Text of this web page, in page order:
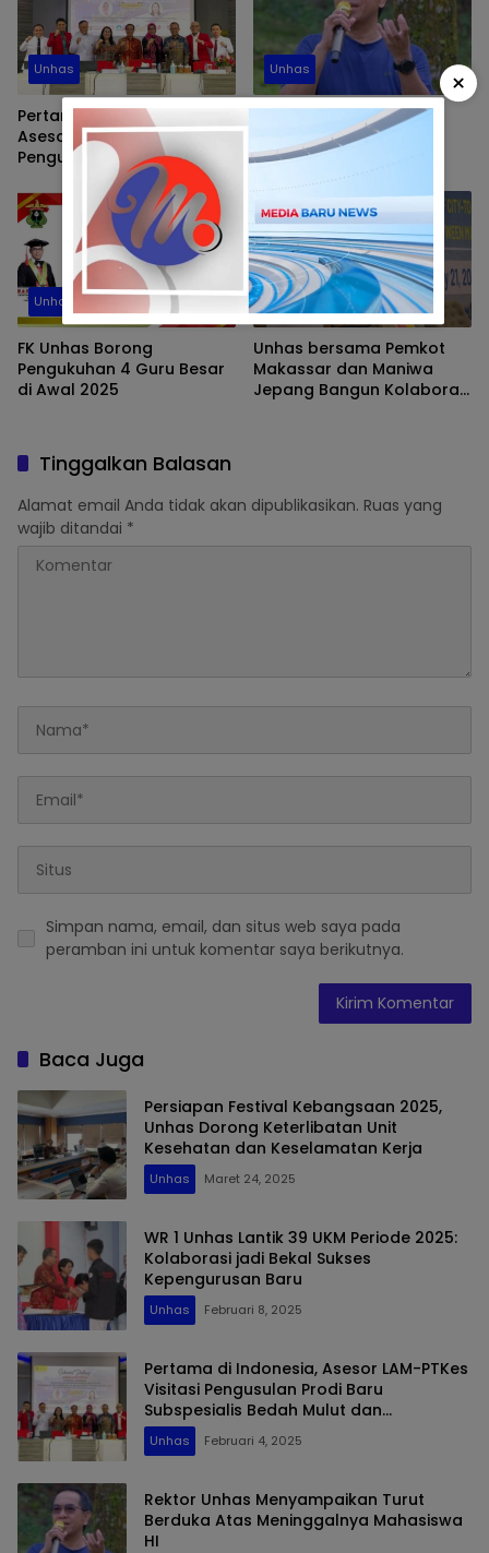
Unhas
Pertama di Indonesia,
Asesor LAM-PTKes Visitasi
Pengusulan Prodi Baru
Subspesialis Bedah Mulut
dan Maksilofasial FKG
Unhas
Unhas
Rektor Unhas
Menyampaikan Turut
Berduka Atas
Meninggalnya Mahasiswa
Unhas
FK Unhas Borong
Pengukuhan 4 Guru Besar
di Awal 2025
Unhas
Unhas bersama Pemkot
Makassar dan Maniwa
Jepang Bangun Kolaborasi
Tinggalkan Balasan
Alamat email Anda tidak akan dipublikasikan. Ruas yang
wajib ditandai *
Simpan nama, email, dan situs web saya pada
peramban ini untuk komentar saya berikutnya.
Baca Juga
Persiapan Festival Kebangsaan 2025,
Unhas Dorong Keterlibatan Unit
Kesehatan dan Keselamatan Kerja
Unhas Maret 24, 2025
WR 1 Unhas Lantik 39 UKM Periode 2025:
Kolaborasi jadi Bekal Sukses
Kepengurusan Baru
Unhas Februari 8, 2025
Pertama di Indonesia, Asesor LAM-PTKes
Visitasi Pengusulan Prodi Baru
Subspesialis Bedah Mulut dan
Maksilofasial FKG Unhas
Unhas Februari 4, 2025
Rektor Unhas Menyampaikan Turut
Berduka Atas Meninggalnya Mahasiswa
HI
×